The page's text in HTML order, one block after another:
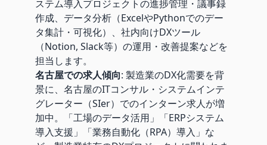
ステム導入プロジェクトの進捗管理・議事録
作成、データ分析（ExcelやPythonでのデー
タ集計・可視化）、社内向けDXツール
（Notion, Slack等）の運用・改善提案などを
担当します。
名古屋での求人傾向: 製造業のDX化需要を背
景に、名古屋のITコンサル・システムインテ
グレーター（SIer）でのインターン求人が増
加中。「工場のデータ活用」「ERPシステム
導入支援」「業務自動化（RPA）導入」な